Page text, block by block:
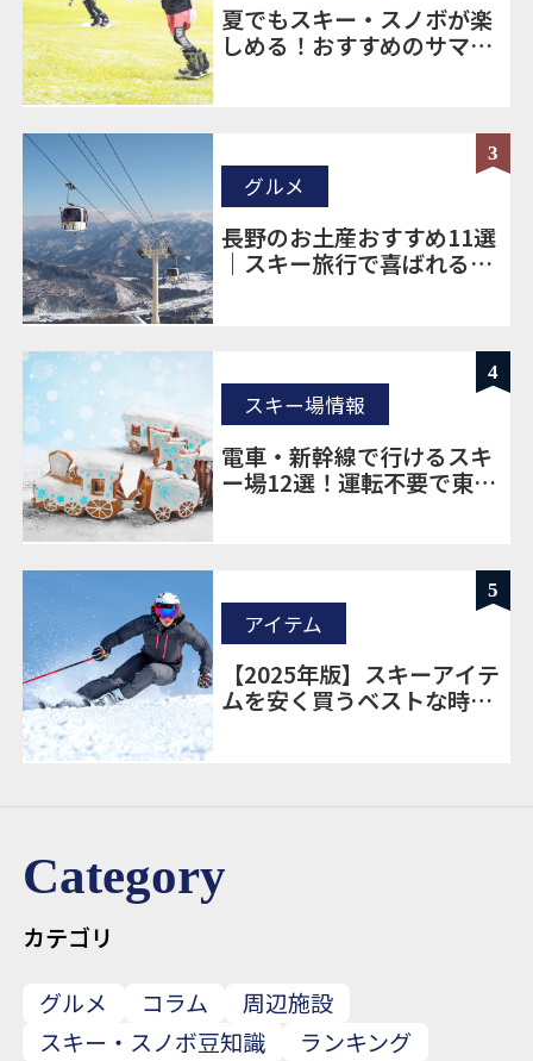
夏でもスキー・スノボが楽
しめる！おすすめのサマー
3
長野のお土産おすすめ11選
｜スキー旅行で喜ばれる定
グルメ
4
電車・新幹線で行けるスキ
ー場12選！運転不要で東京
スキー場情報
5
【2025年版】スキーアイテ
ムを安く買うベストな時期
アイテム
Category
カテゴリ
グルメ
コラム
周辺施設
スキー・スノボ豆知識
ランキング